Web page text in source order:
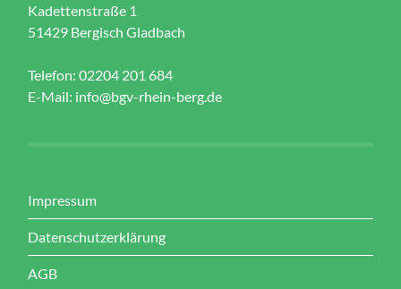
Kadettenstraße 1
51429 Bergisch Gladbach
Telefon: 02204 201 684
E-Mail: info@bgv-rhein-berg.de
Impressum
Datenschutzerklärung
AGB